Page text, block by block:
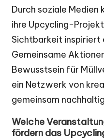
Durch soziale Medien
ihre Upcycling-
Sichtbarkeit inspiriert
Gemeinsame
Bewusstsein für
ein Netzwerk von
gemeinsam
Welche
fördern das